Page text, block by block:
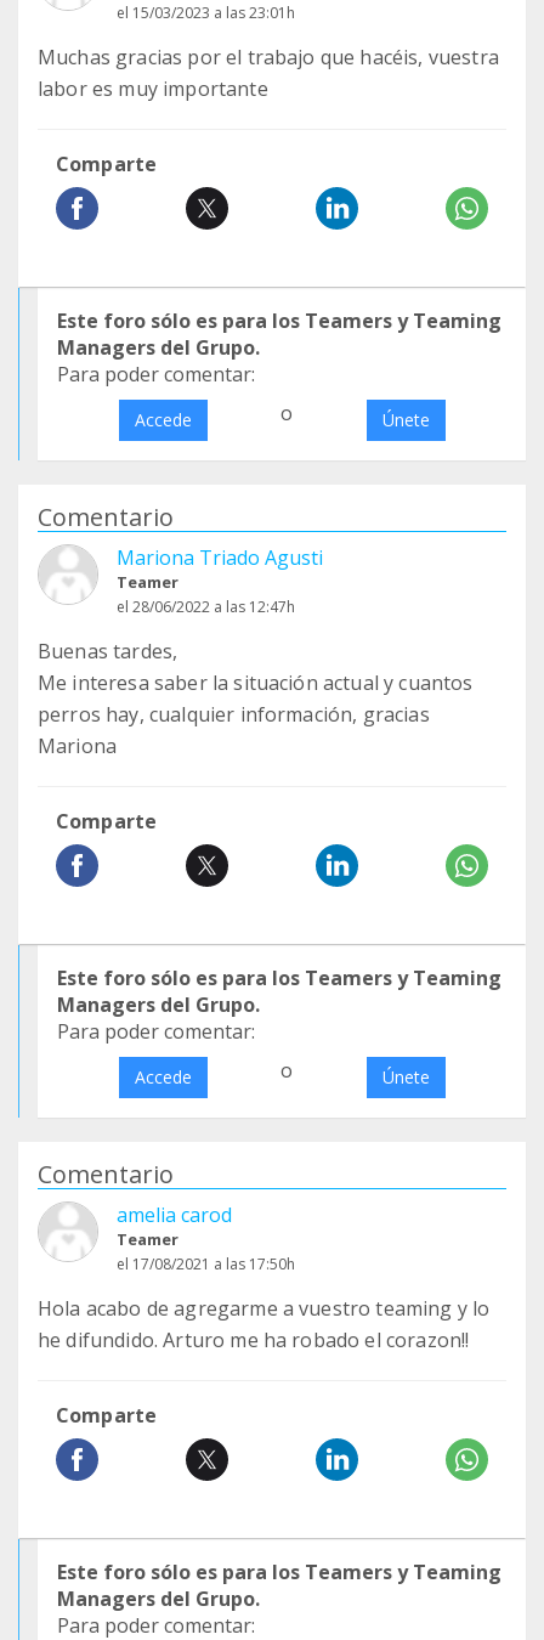
el 15/03/2023 a las 23:01h
Muchas gracias por el trabajo que hacéis, vuestra
labor es muy importante
Comparte
Este foro sólo es para los Teamers y Teaming
Managers del Grupo.
Para poder comentar:
Accede o Únete
Comentario
Mariona Triado Agusti
Teamer
el 28/06/2022 a las 12:47h
Buenas tardes,
Me interesa saber la situación actual y cuantos
perros hay, cualquier información, gracias
Mariona
Comparte
Este foro sólo es para los Teamers y Teaming
Managers del Grupo.
Para poder comentar:
Accede o Únete
Comentario
amelia carod
Teamer
el 17/08/2021 a las 17:50h
Hola acabo de agregarme a vuestro teaming y lo
he difundido. Arturo me ha robado el corazon!!
Comparte
Este foro sólo es para los Teamers y Teaming
Managers del Grupo.
Para poder comentar: